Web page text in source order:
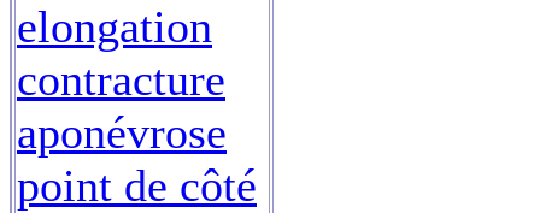
elongation
contracture
aponévrose
point de côté